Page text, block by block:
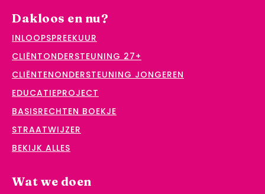
Dakloos en nu?
INLOOPSPREEKUUR
CLIËNTONDERSTEUNING 27+
CLIËNTENONDERSTEUNING JONGEREN
EDUCATIEPROJECT
BASISRECHTEN BOEKJE
STRAATWIJZER
BEKIJK ALLES
Wat we doen